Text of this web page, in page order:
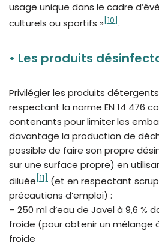
usage unique dans le cadre
culturels ou sportifs » [10] .
• Les produits
Privilégier les produits
respectant la norme EN 14 476
contenants pour limiter les
davantage la production de
possible de faire son propre
sur une surface propre) en
diluée [11]
(et en respectant
précautions d’emploi) :
– 250 ml d’eau de Javel à 9,6 %
froide (pour obtenir un mélange
froide